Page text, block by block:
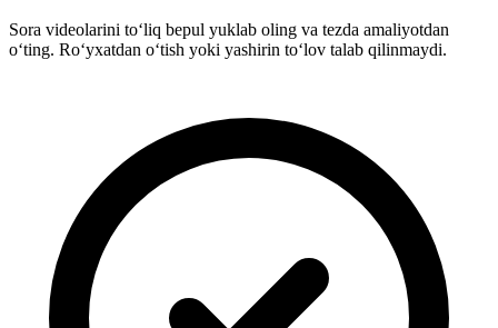
Sora videolarini to‘liq bepul yuklab oling va tezda amaliyotdan
o‘ting. Ro‘yxatdan o‘tish yoki yashirin to‘lov talab qilinmaydi.